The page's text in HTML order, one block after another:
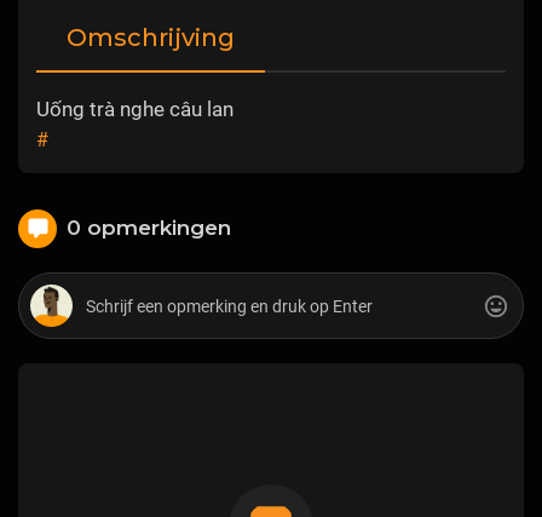
Omschrijving
Uống trà nghe câu lan
#
0 opmerkingen